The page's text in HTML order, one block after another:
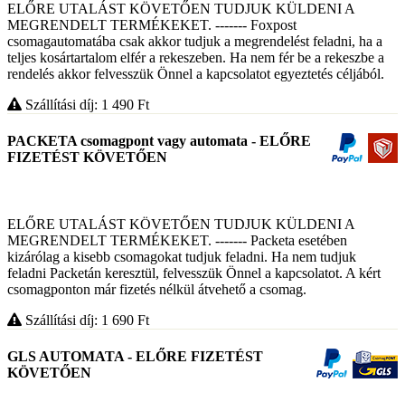
ELŐRE UTALÁST KÖVETŐEN TUDJUK KÜLDENI A
MEGRENDELT TERMÉKEKET. ------- Foxpost
csomagautomatába csak akkor tudjuk a megrendelést feladni, ha a
teljes kosártartalom elfér a rekeszeben. Ha nem fér be a rekeszbe a
rendelés akkor felvesszük Önnel a kapcsolatot egyeztetés céljából.
Szállítási díj: 1 490 Ft
PACKETA csomagpont vagy automata - ELŐRE
FIZETÉST KÖVETŐEN
ELŐRE UTALÁST KÖVETŐEN TUDJUK KÜLDENI A
MEGRENDELT TERMÉKEKET. ------- Packeta esetében
kizárólag a kisebb csomagokat tudjuk feladni. Ha nem tudjuk
feladni Packetán keresztül, felvesszük Önnel a kapcsolatot. A kért
csomagponton már fizetés nélkül átvehető a csomag.
Szállítási díj: 1 690 Ft
GLS AUTOMATA - ELŐRE FIZETÉST
KÖVETŐEN